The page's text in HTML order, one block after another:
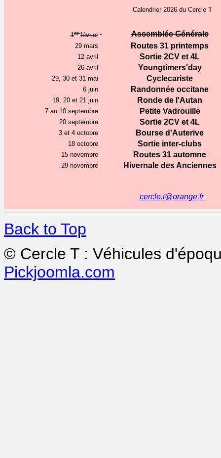
Calendrier 2026 du Cercle T
1erfévrier Assemblée Générale
29 mars Routes 31 printemps
12 avril Sortie 2CV et 4L
26 avril Youngtimers'day
29, 30 et 31 mai Cyclecariste
6 juin Randonnée occitane
19, 20 et 21 juin Ronde de l'Autan
7 au 10 septembre Petite Vadrouille
20 septembre Sortie 2CV et 4L
3 et 4 octobre Bourse d'Auterive
18 octobre Sortie inter-clubs
15 novembre Routes 31 automne
29 novembre Hivernale des Anciennes
cercle.t@orange.fr
Back to Top
© Cercle T : Véhicules
Pickjoomla.com